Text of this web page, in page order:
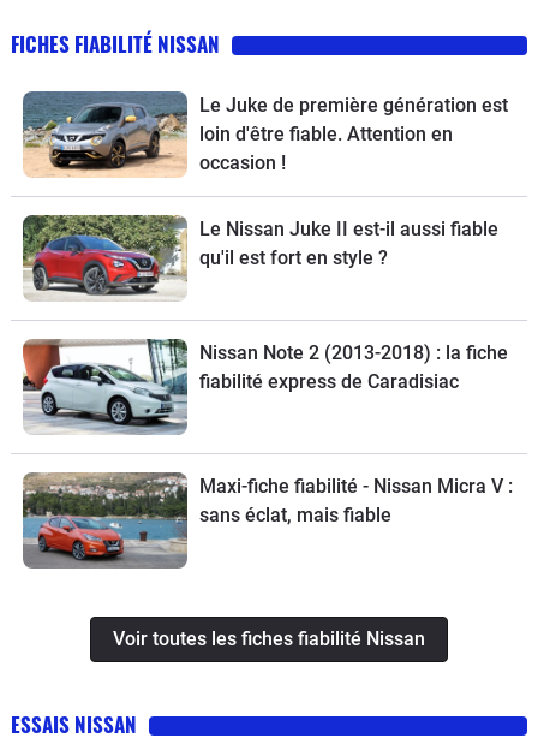
FICHES FIABILITÉ NISSAN
Le Juke de première génération est
loin d'être fiable. Attention en
occasion !
Le Nissan Juke II est-il aussi fiable
qu'il est fort en style ?
Nissan Note 2 (2013-2018) : la fiche
fiabilité express de Caradisiac
Maxi-fiche fiabilité - Nissan Micra V :
sans éclat, mais fiable
Voir toutes les fiches fiabilité Nissan
ESSAIS NISSAN